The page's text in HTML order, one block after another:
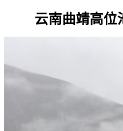
云南曲靖高位